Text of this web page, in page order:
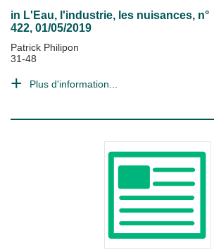
in L'Eau, l'industrie, les nuisances, n°
422, 01/05/2019
Patrick Philipon
31-48
Plus d'information...